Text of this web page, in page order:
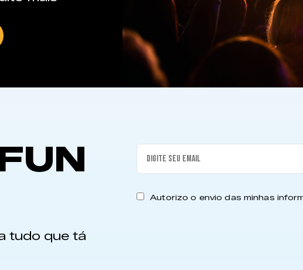
tudo que tá
Autorizo o envio das minhas